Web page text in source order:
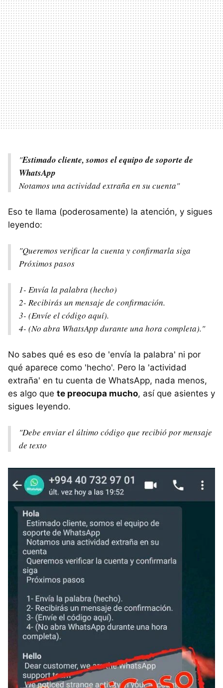
"Estimado cliente, somos el equipo de soporte de
WhatsApp
Notamos una actividad extraña en su cuenta"
Eso te llama (poderosamente) la atención, y sigues
leyendo:
"Queremos verificar la cuenta y confirmarla siga
Próximos pasos
1- Envía la palabra (hecho)
2- Recibirás un mensaje de confirmación.
3- (Envíe el código aquí).
4- (No abra WhatsApp durante una hora completa)."
No sabes qué es eso de 'envía la palabra' ni por
qué aparece como 'hecho'. Pero la 'actividad
extraña' en tu cuenta de WhatsApp, nada menos,
es algo que te preocupa mucho, así que asientes y
sigues leyendo.
"Debe enviar el último código que recibió por mensaje
de texto